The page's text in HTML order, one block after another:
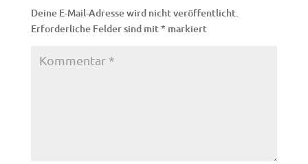
Deine E-Mail-Adresse wird nicht veröffentlicht.
Erforderliche Felder sind mit* markiert